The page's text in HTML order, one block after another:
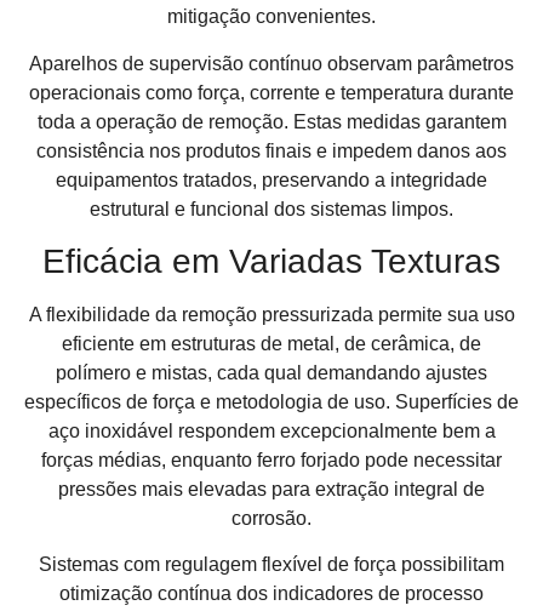
mitigação convenientes.
Aparelhos de supervisão contínuo observam parâmetros
operacionais como força, corrente e temperatura durante
toda a operação de remoção. Estas medidas garantem
consistência nos produtos finais e impedem danos aos
equipamentos tratados, preservando a integridade
estrutural e funcional dos sistemas limpos.
Eficácia em Variadas Texturas
A flexibilidade da remoção pressurizada permite sua uso
eficiente em estruturas de metal, de cerâmica, de
polímero e mistas, cada qual demandando ajustes
específicos de força e metodologia de uso. Superfícies de
aço inoxidável respondem excepcionalmente bem a
forças médias, enquanto ferro forjado pode necessitar
pressões mais elevadas para extração integral de
corrosão.
Sistemas com regulagem flexível de força possibilitam
otimização contínua dos indicadores de processo